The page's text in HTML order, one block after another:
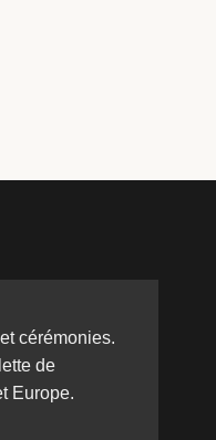
cérémonies.
de
Europe.